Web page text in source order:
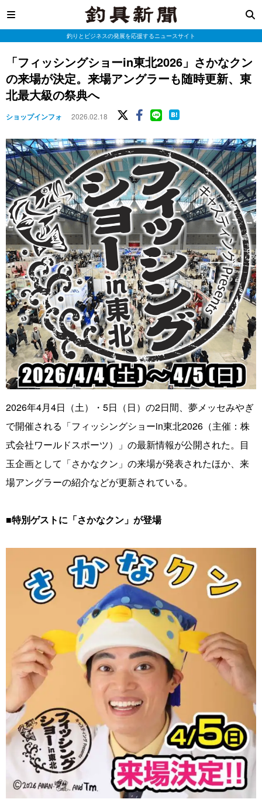
釣りとビジネスの発展を応援するニュースサイト
「フィッシングショーin東北2026」さかなクン
の来場が決定。来場アングラーも随時更新、東
北最大級の祭典へ
ショップインフォ 2026.02.18
2026年4月4日（土）・5日（日）の2日間、夢メッセみやぎ
で開催される「フィッシングショーin東北2026（主催：株
式会社ワールドスポーツ）」の最新情報が公開された。目
玉企画として「さかなクン」の来場が発表されたほか、来
場アングラーの紹介などが更新されている。
■特別ゲストに「さかなクン」が登場